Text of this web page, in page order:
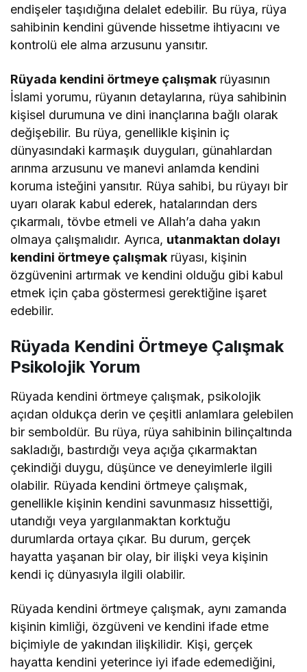
endişeler taşıdığına delalet edebilir. Bu rüya, rüya
sahibinin kendini güvende hissetme ihtiyacını ve
kontrolü ele alma arzusunu yansıtır.
Rüyada kendini örtmeye çalışmak rüyasının
İslami yorumu, rüyanın detaylarına, rüya sahibinin
kişisel durumuna ve dini inançlarına bağlı olarak
değişebilir. Bu rüya, genellikle kişinin iç
dünyasındaki karmaşık duyguları, günahlardan
arınma arzusunu ve manevi anlamda kendini
koruma isteğini yansıtır. Rüya sahibi, bu rüyayı bir
uyarı olarak kabul ederek, hatalarından ders
çıkarmalı, tövbe etmeli ve Allah’a daha yakın
olmaya çalışmalıdır. Ayrıca, utanmaktan dolayı
kendini örtmeye çalışmak rüyası, kişinin
özgüvenini artırmak ve kendini olduğu gibi kabul
etmek için çaba göstermesi gerektiğine işaret
edebilir.
Rüyada Kendini Örtmeye Çalışmak
Psikolojik Yorum
Rüyada kendini örtmeye çalışmak, psikolojik
açıdan oldukça derin ve çeşitli anlamlara gelebilen
bir semboldür. Bu rüya, rüya sahibinin bilinçaltında
sakladığı, bastırdığı veya açığa çıkarmaktan
çekindiği duygu, düşünce ve deneyimlerle ilgili
olabilir. Rüyada kendini örtmeye çalışmak,
genellikle kişinin kendini savunmasız hissettiği,
utandığı veya yargılanmaktan korktuğu
durumlarda ortaya çıkar. Bu durum, gerçek
hayatta yaşanan bir olay, bir ilişki veya kişinin
kendi iç dünyasıyla ilgili olabilir.
Rüyada kendini örtmeye çalışmak, aynı zamanda
kişinin kimliği, özgüveni ve kendini ifade etme
biçimiyle de yakından ilişkilidir. Kişi, gerçek
hayatta kendini yeterince iyi ifade edemediğini,